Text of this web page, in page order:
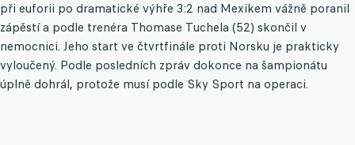
při euforii po dramatické výhře 3:2 nad Mexikem vážně poranil
zápěstí a podle trenéra Thomase Tuchela (52) skončil v
nemocnici. Jeho start ve čtvrtfinále proti Norsku je prakticky
vyloučený. Podle posledních zpráv dokonce na šampionátu
úplně dohrál, protože musí podle Sky Sport na operaci.